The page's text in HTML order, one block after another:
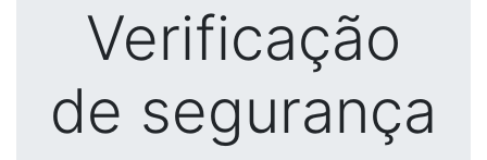
Verificação
de segurança